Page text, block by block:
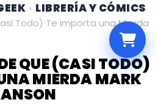
› LIBRERÍA Y CÓMICS
Todo) Te importa una Mierda
QUE (CASI TODO)
MIERDA MARK